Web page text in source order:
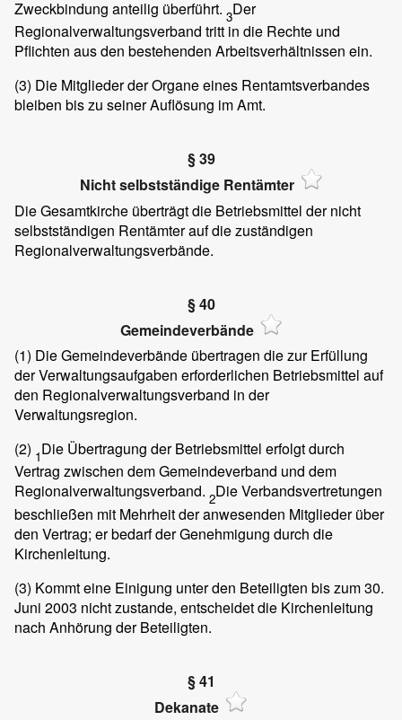
Zweckbindung anteilig überführt. 3Der
Regionalverwaltungsverband tritt in die Rechte und
Pflichten aus den bestehenden Arbeitsverhältnissen ein.
(3) Die Mitglieder der Organe eines Rentamtsverbandes
bleiben bis zu seiner Auflösung im Amt.
§ 39
Nicht selbstständige Rentämter
Die Gesamtkirche überträgt die Betriebsmittel der nicht
selbstständigen Rentämter auf die zuständigen
Regionalverwaltungsverbände.
§ 40
Gemeindeverbände
(1) Die Gemeindeverbände übertragen die zur Erfüllung
der Verwaltungsaufgaben erforderlichen Betriebsmittel auf
den Regionalverwaltungsverband in der
Verwaltungsregion.
(2) 1Die Übertragung der Betriebsmittel erfolgt durch
Vertrag zwischen dem Gemeindeverband und dem
Regionalverwaltungsverband. 2Die Verbandsvertretungen
beschließen mit Mehrheit der anwesenden Mitglieder über
den Vertrag; er bedarf der Genehmigung durch die
Kirchenleitung.
(3) Kommt eine Einigung unter den Beteiligten bis zum 30.
Juni 2003 nicht zustande, entscheidet die Kirchenleitung
nach Anhörung der Beteiligten.
§ 41
Dekanate